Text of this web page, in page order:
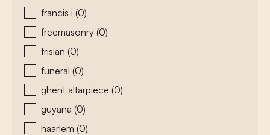
francis i (0)
freemasonry (0)
frisian (0)
funeral (0)
ghent altarpiece (0)
guyana (0)
haarlem (0)